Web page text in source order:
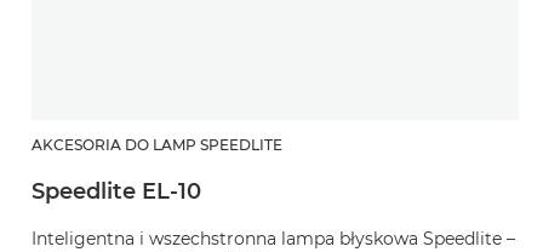
AKCESORIA DO LAMP SPEEDLITE
Speedlite EL-10
Inteligentna i wszechstronna lampa błyskowa Speedlite –